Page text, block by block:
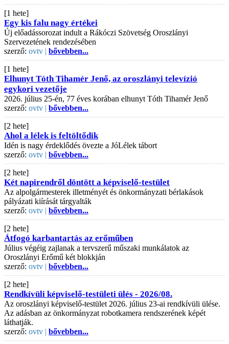
[1 hete]
Egy kis falu nagy értékei
Új előadássorozat indult a Rákóczi Szövetség Oroszlányi
Szervezetének rendezésében
szerző: ovtv | bővebben...
[1 hete]
Elhunyt Tóth Tihamér Jenő, az oroszlányi televízió
egykori vezetője
2026. július 25-én, 77 éves korában elhunyt Tóth Tihamér Jenő
szerző: ovtv | bővebben...
[2 hete]
Ahol a lélek is feltöltődik
Idén is nagy érdeklődés övezte a JóLélek tábort
szerző: ovtv | bővebben...
[2 hete]
Két napirendről döntött a képviselő-testület
Az alpolgármesterek illetményét és önkormányzati bérlakások
pályázati kiírását tárgyalták
szerző: ovtv | bővebben...
[2 hete]
Átfogó karbantartás az erőműben
Július végéig zajlanak a tervszerű műszaki munkálatok az
Oroszlányi Erőmű két blokkján
szerző: ovtv | bővebben...
[2 hete]
Rendkívüli képviselő-testületi ülés - 2026/08.
Az oroszlányi képviselő-testület 2026. július 23-ai rendkívüli ülése.
Az adásban az önkormányzat robotkamera rendszerének képét
láthatják.
szerző: ovtv | bővebben...